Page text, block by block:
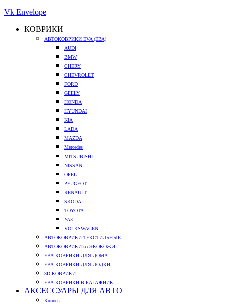
Vk Envelope
КОВРИКИ
АВТОКОВРИКИ EVA (ЕВА)
AUDI
BMW
CHERY
CHEVROLET
FORD
GEELY
HONDA
HYUNDAI
KIA
LADA
MAZDA
Mercedes
MITSUBISHI
NISSAN
OPEL
PEUGEOT
RENAULT
SKODA
TOYOTA
УАЗ
VOLKSWAGEN
АВТОКОВРИКИ ТЕКСТИЛЬНЫЕ
АВТОКОВРИКИ из ЭКОКОЖИ
ЕВА КОВРИКИ ДЛЯ ДОМА
ЕВА КОВРИКИ ДЛЯ ЛОДКИ
3D КОВРИКИ
ЕВА КОВРИКИ В БАГАЖНИК
АКСЕССУАРЫ ДЛЯ АВТО
Клипсы